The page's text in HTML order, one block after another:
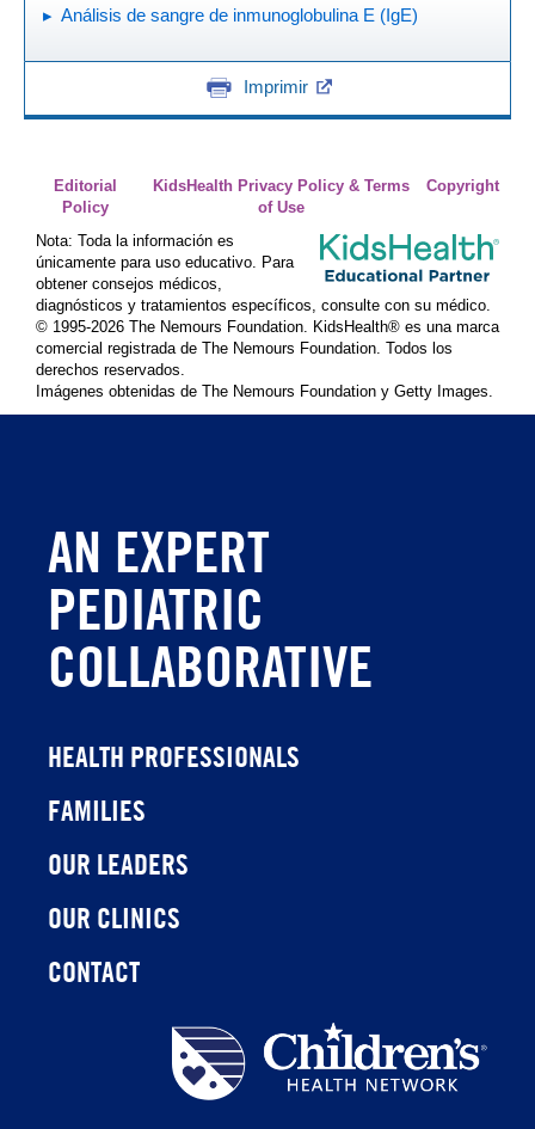
Análisis de sangre de inmunoglobulina E (IgE)
Imprimir
Editorial
Policy
KidsHealth Privacy Policy & Terms
of Use
Copyright
Nota: Toda la información es
únicamente para uso educativo. Para
obtener consejos médicos,
diagnósticos y tratamientos específicos, consulte con su médico.
© 1995-2026 The Nemours Foundation. KidsHealth® es una marca
comercial registrada de The Nemours Foundation. Todos los
derechos reservados.
Imágenes obtenidas de The Nemours Foundation y Getty Images.
AN EXPERT
PEDIATRIC
COLLABORATIVE
HEALTH PROFESSIONALS
FAMILIES
OUR LEADERS
OUR CLINICS
CONTACT